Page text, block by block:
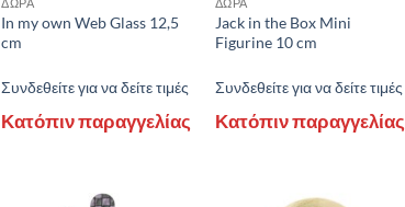
ΔΩΡΑ
In my own Web Glass 12,5
cm
Συνδεθείτε για να δείτε τιμές
Κατόπιν παραγγελίας
ΔΩΡΑ
Jack in the Box Mini
Figurine 10 cm
Συνδεθείτε για να δείτε τιμές
Κατόπιν παραγγελίας